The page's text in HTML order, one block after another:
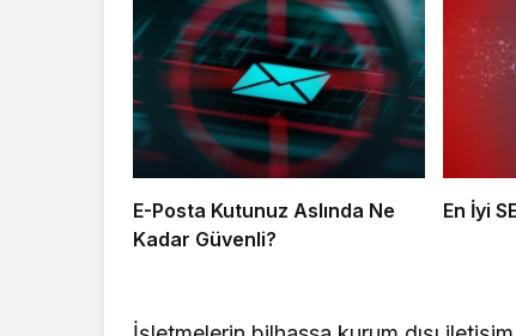
E-Posta Kutunuz Aslında Ne
Kadar Güvenli?
En İyi